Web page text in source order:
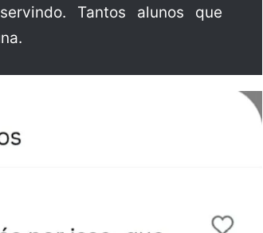
Tantos alunos que